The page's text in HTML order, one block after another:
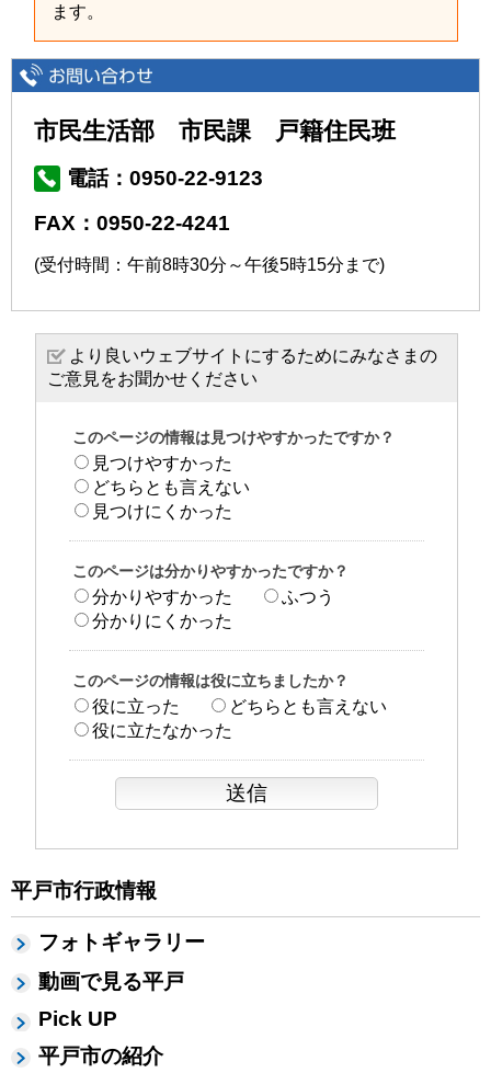
平戸市行政情報
フォトギャラリー
動画で見る平戸
Pick UP
平戸市の紹介
ます。
市民生活部 市民課 戸籍住民班
電話：0950-22-9123
FAX：0950-22-4241
(受付時間：午前8時30分～午後5時15分まで)
より良いウェブサイトにするためにみなさまの
ご意見をお聞かせください
このページの情報は見つけやすかったですか？
見つけやすかった
どちらとも言えない
見つけにくかった
このページは分かりやすかったですか？
分かりやすかった
ふつう
分かりにくかった
このページの情報は役に立ちましたか？
役に立った
どちらとも言えない
役に立たなかった